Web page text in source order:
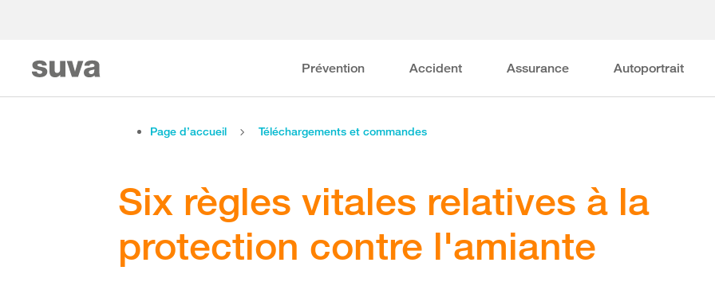
Prévention Accident Assurance Autoportrait
Page d’accueil Téléchargements et commandes
Six règles vitales relatives à la
protection contre l'amiante